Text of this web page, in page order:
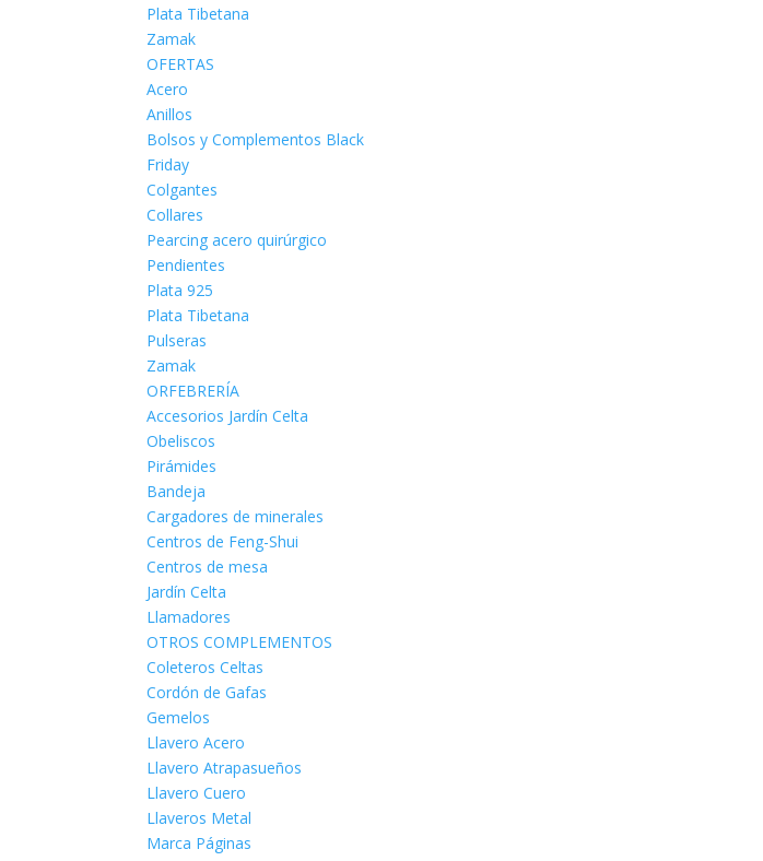
Plata Tibetana
Zamak
OFERTAS
Acero
Anillos
Bolsos y Complementos Black
Friday
Colgantes
Collares
Pearcing acero quirúrgico
Pendientes
Plata 925
Plata Tibetana
Pulseras
Zamak
ORFEBRERÍA
Accesorios Jardín Celta
Obeliscos
Pirámides
Bandeja
Cargadores de minerales
Centros de Feng-Shui
Centros de mesa
Jardín Celta
Llamadores
OTROS COMPLEMENTOS
Coleteros Celtas
Cordón de Gafas
Gemelos
Llavero Acero
Llavero Atrapasueños
Llavero Cuero
Llaveros Metal
Marca Páginas